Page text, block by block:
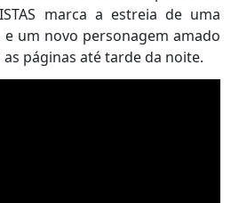
marca a estreia de uma
um novo personagem amado
páginas até tarde da noite.